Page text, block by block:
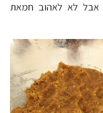
אבל לא לאהוב חמאת